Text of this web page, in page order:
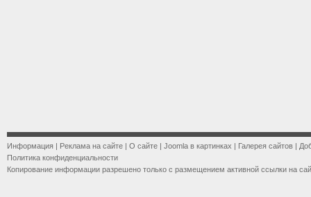
Информация | Реклама на сайте | О сайте | Joomla в картинках | Галерея сайтов |
Политика конфиденциальности
Копирование информации разрешено только с размещением активной ссылки на